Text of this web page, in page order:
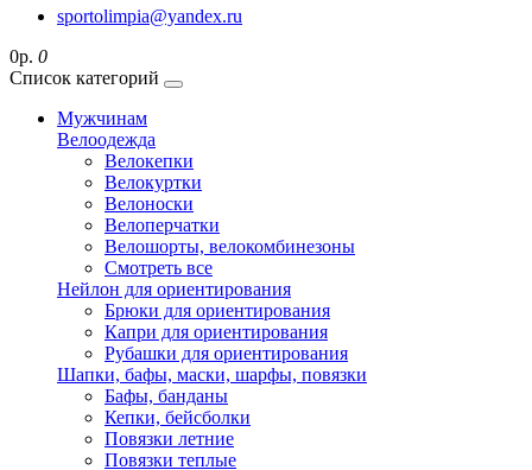
sportolimpia@yandex.ru
0р. 0
Список категорий
Мужчинам
Велоодежда
Велокепки
Велокуртки
Велоноски
Велоперчатки
Велошорты, велокомбинезоны
Смотреть все
Нейлон для ориентирования
Брюки для ориентирования
Капри для ориентирования
Рубашки для ориентирования
Шапки, бафы, маски, шарфы, повязки
Бафы, банданы
Кепки, бейсболки
Повязки летние
Повязки теплые